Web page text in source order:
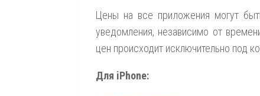
Цены на все приложения могут
уведомления, независимо от
цен происходит исключительно под
Для iPhone: